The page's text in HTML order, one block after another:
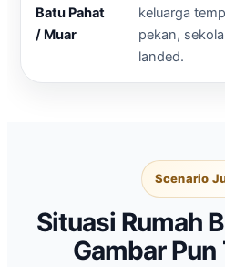
Batu Pahat
/ Muar
keluarga
pekan,
landed.
Scenario
Situasi Rumah
Gambar Pun